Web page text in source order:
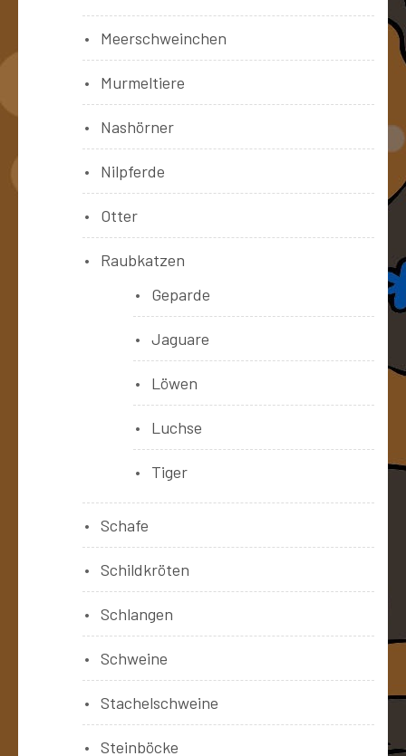
Meerschweinchen
Murmeltiere
Nashörner
Nilpferde
Otter
Raubkatzen
Geparde
Jaguare
Löwen
Luchse
Tiger
Schafe
Schildkröten
Schlangen
Schweine
Stachelschweine
Steinböcke